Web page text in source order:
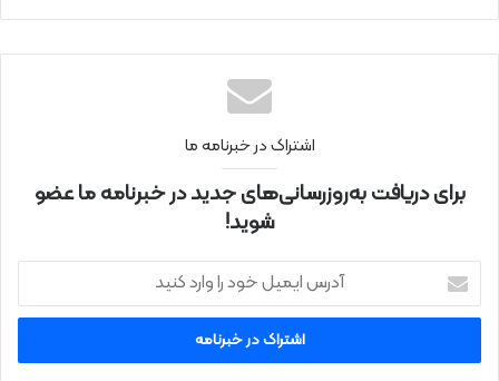
نتی
اشتراک در خبرنامه ما
برای دریافت به‌روزرسانی‌های جدید در خبرنامه ما عضو
شوید!
ر
ا